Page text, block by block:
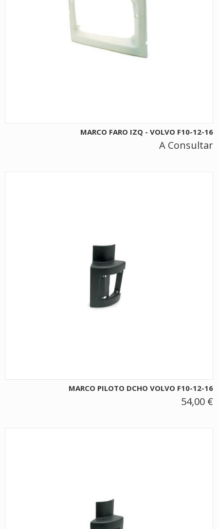
MARCO FARO IZQ - VOLVO F10-12-16
A Consultar
MARCO PILOTO DCHO VOLVO F10-12-16
54,00 €